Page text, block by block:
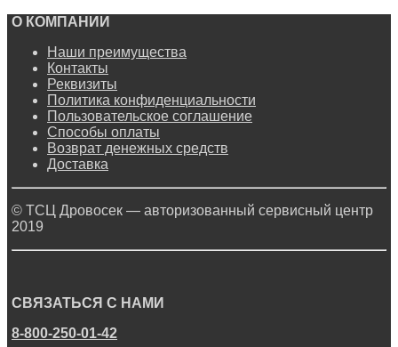
О КОМПАНИИ
Наши преимущества
Контакты
Реквизиты
Политика конфиденциальности
Пользовательское соглашение
Способы оплаты
Возврат денежных средств
Доставка
© ТСЦ Дровосек — авторизованный сервисный центр
2019
СВЯЗАТЬСЯ С НАМИ
8-800-250-01-42